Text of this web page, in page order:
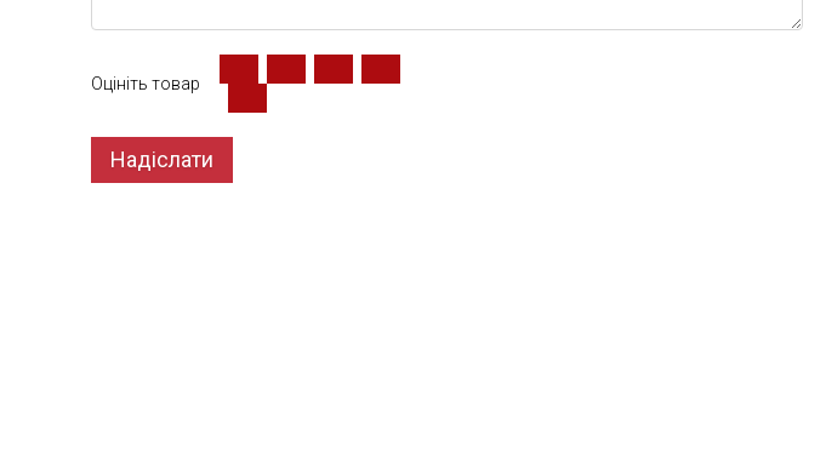
Оцініть товар
Надіслати